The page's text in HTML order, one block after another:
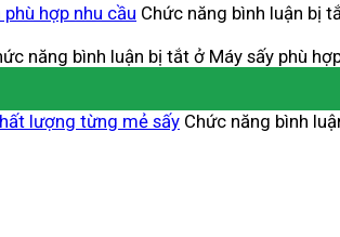
hợp nhu cầu Chức năng bình luận bị
năng bình luận bị tắt ở Máy sấy phù
lượng từng mẻ sấy Chức năng bình